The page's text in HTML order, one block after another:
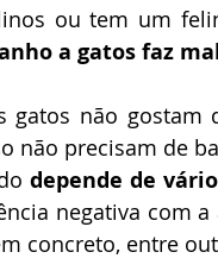
ou tem um
a gatos faz
gatos não
não precisam de
depende de
negativa com
concreto, entre